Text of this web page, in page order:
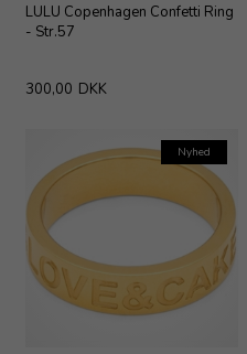
LULU Copenhagen Confetti Ring
- Str.57
300,00 DKK
Nyhed